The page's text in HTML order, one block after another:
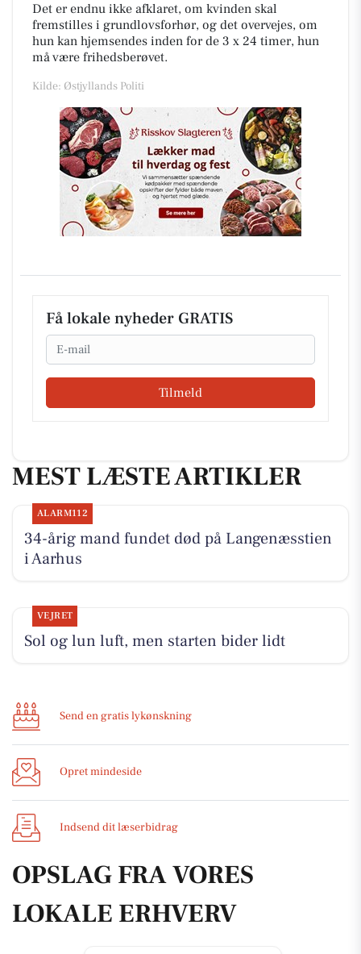
Det er endnu ikke afklaret, om kvinden skal
fremstilles i grundlovsforhør, og det overvejes, om
hun kan hjemsendes inden for de 3 x 24 timer, hun
må være frihedsberøvet.
Kilde: Østjyllands Politi
Få lokale nyheder GRATIS
Email
Tilmeld
MEST LÆSTE ARTIKLER
ALARM112
34-årig mand fundet død på Langenæsstien
i Aarhus
VEJRET
Sol og lun luft, men starten bider lidt
Send en gratis lykønskning
Opret mindeside
Indsend dit læserbidrag
OPSLAG FRA VORES
LOKALE ERHVERV